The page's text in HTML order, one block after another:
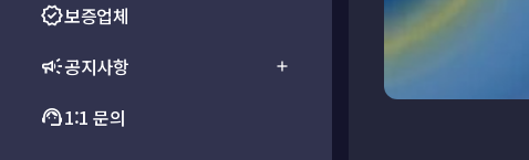
verified보증업체
campaign공지사항 add
support_agent1:1 문의